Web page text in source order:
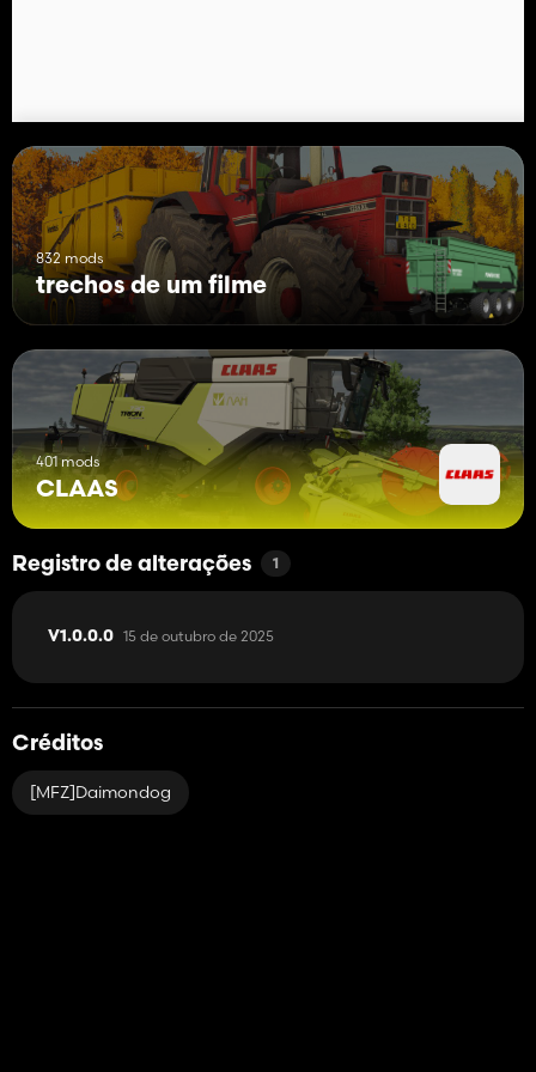
832 mods
trechos de um filme
401 mods
CLAAS
Registro de alterações 1
V1.0.0.0 15 de outubro de 2025
Créditos
[MFZ]Daimondog